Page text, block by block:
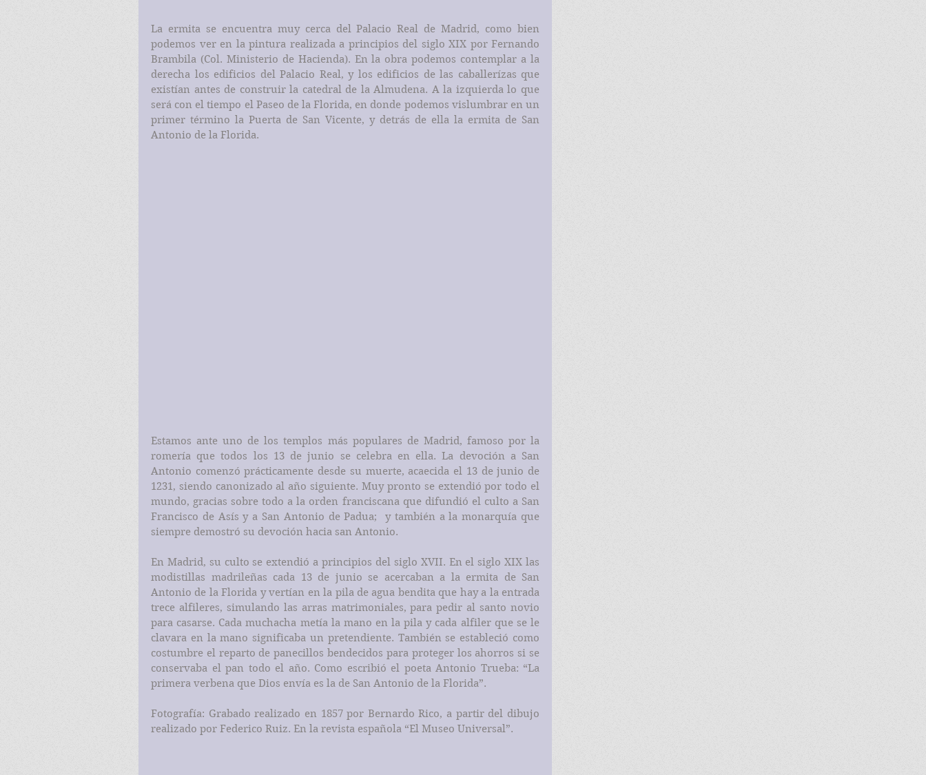
La ermita se encuentra muy cerca del Palacio Real de Madrid, como bien
podemos ver en la pintura realizada a principios del siglo XIX por Fernando
Brambila (Col. Ministerio de Hacienda). En la obra podemos contemplar a la
derecha los edificios del Palacio Real, y los edificios de las caballerízas que
existían antes de construir la catedral de la Almudena. A la izquierda lo que
será con el tiempo el Paseo de la Florida, en donde podemos vislumbrar en un
primer término la Puerta de San Vicente, y detrás de ella la ermita de San
Antonio de la Florida.
Estamos ante uno de los templos más populares de Madrid, famoso por la
romería que todos los 13 de junio se celebra en ella. La devoción a San
Antonio comenzó prácticamente desde su muerte, acaecida el 13 de junio de
1231, siendo canonizado al año siguiente. Muy pronto se extendió por todo el
mundo, gracias sobre todo a la orden franciscana que difundió el culto a San
Francisco de Asís y a San Antonio de Padua;  y también a la monarquía que
siempre demostró su devoción hacia san Antonio.
En Madrid, su culto se extendió a principios del siglo XVII. En el siglo XIX las
modistillas madrileñas cada 13 de junio se acercaban a la ermita de San
Antonio de la Florida y vertían en la pila de agua bendita que hay a la entrada
trece alfileres, simulando las arras matrimoniales, para pedir al santo novio
para casarse. Cada muchacha metía la mano en la pila y cada alfiler que se le
clavara en la mano significaba un pretendiente. También se estableció como
costumbre el reparto de panecillos bendecidos para proteger los ahorros si se
conservaba el pan todo el año. Como escribió el poeta Antonio Trueba: “La
primera verbena que Dios envía es la de San Antonio de la Florida”.
Fotografía: Grabado realizado en 1857 por Bernardo Rico, a partir del dibujo
realizado por Federico Ruiz. En la revista española “El Museo Universal”.